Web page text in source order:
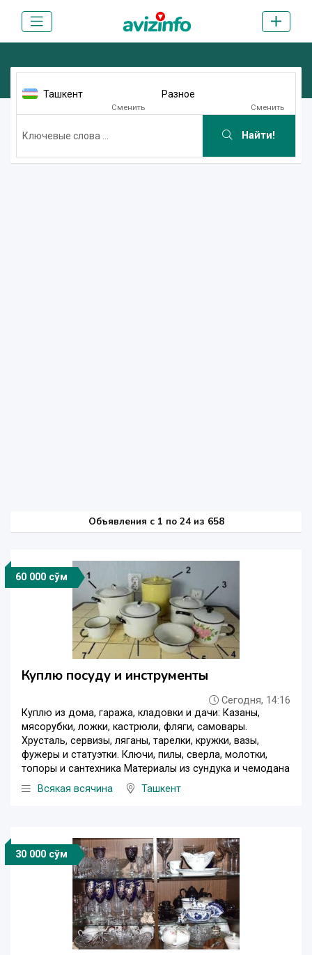
Ташкент
Сменить
Разное
Сменить
Найти!
Объявления c 1 по 24 из 658
60 000 сўм
Куплю посуду и инструменты
Сегодня, 14:16
Куплю из дома, гаража, кладовки и дачи: Казаны,
мясорубки, ложки, кастрюли, фляги, самовары.
Хрусталь, сервизы, ляганы, тарелки, кружки, вазы,
фужеры и статуэтки. Ключи, пилы, сверла, молотки,
топоры и сантехника Материалы из сундука и чемодана
Всякая всячина
Ташкент
30 000 сўм